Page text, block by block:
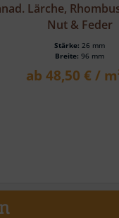
Lärche,
& Feder
Stärke: 27 mm
Breite: 96 mm
ab 33,86 € /